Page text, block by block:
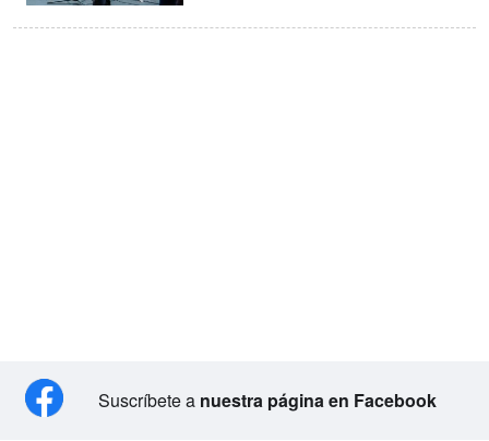
Suscríbete a nuestra página en Facebook